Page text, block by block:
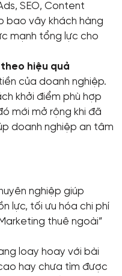
SEO, Content
bao vây khách hàng
mạnh tổng lực cho
theo hiệu quả
của doanh nghiệp.
khởi điểm phù hợp
mới mở rộng khi đã
doanh nghiệp an tâm
nghiệp giúp
lực, tối ưu hóa chi phí
thuê ngoài”
loay hoay với bài
hay chưa tìm được